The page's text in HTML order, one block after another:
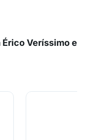
Érico Veríssimo e